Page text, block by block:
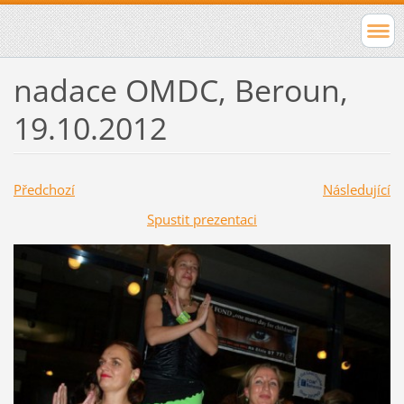
nadace OMDC, Beroun,
19.10.2012
Předchozí
Následující
Spustit prezentaci